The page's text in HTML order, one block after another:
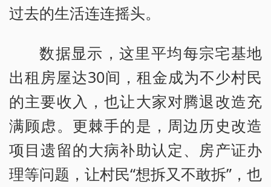
过去的生活连连摇头。
数据显示，这里平均每宗宅基地
出租房屋达30间，租金成为不少村民
的主要收入，也让大家对腾退改造充
满顾虑。更棘手的是，周边历史改造
项目遗留的大病补助认定、房产证办
理等问题，让村民“想拆又不敢拆”，也